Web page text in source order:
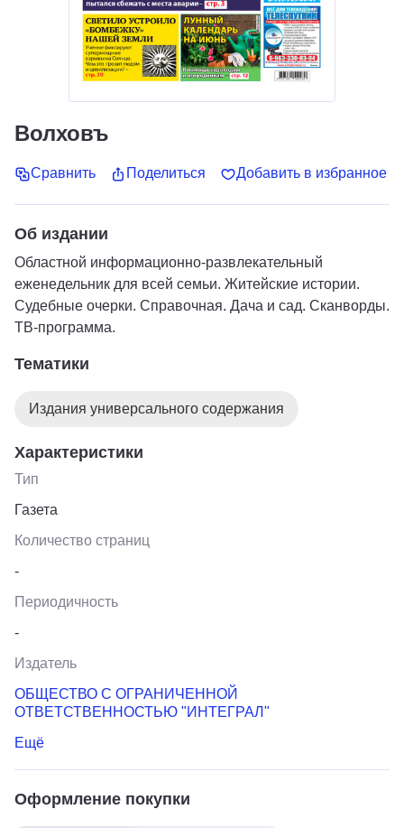
Волховъ
Сравнить Поделиться Добавить в избранное
Об издании
Областной информационно-развлекательный
еженедельник для всей семьи. Житейские истории.
Судебные очерки. Справочная. Дача и сад. Сканворды.
ТВ-программа.
Тематики
Издания универсального содержания
Характеристики
Тип
Газета
Количество страниц
-
Периодичность
-
Издатель
ОБЩЕСТВО С ОГРАНИЧЕННОЙ
ОТВЕТСТВЕННОСТЬЮ "ИНТЕГРАЛ"
Ещё
Оформление покупки